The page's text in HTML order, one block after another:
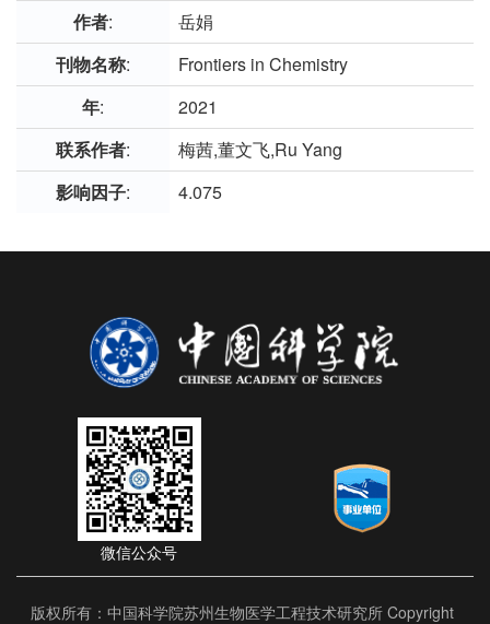
作者:
岳娟
刊物名称:
Frontiers in Chemistry
年:
2021
联系作者:
梅茜,董文飞,Ru Yang
影响因子: 4.075
微信公众号
版权所有：中国科学院苏州生物医学工程技术研究所 Copyright